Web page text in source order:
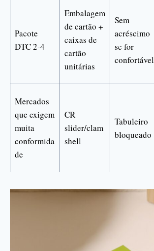
Pacote
DTC 2-4
Embalagem
de cartão +
caixas de
cartão
unitárias
Sem
acréscimo
se for
confortável
Mercados
que exigem
muita
conformida
de
CR
slider/clam
shell
Tabuleiro
bloqueado